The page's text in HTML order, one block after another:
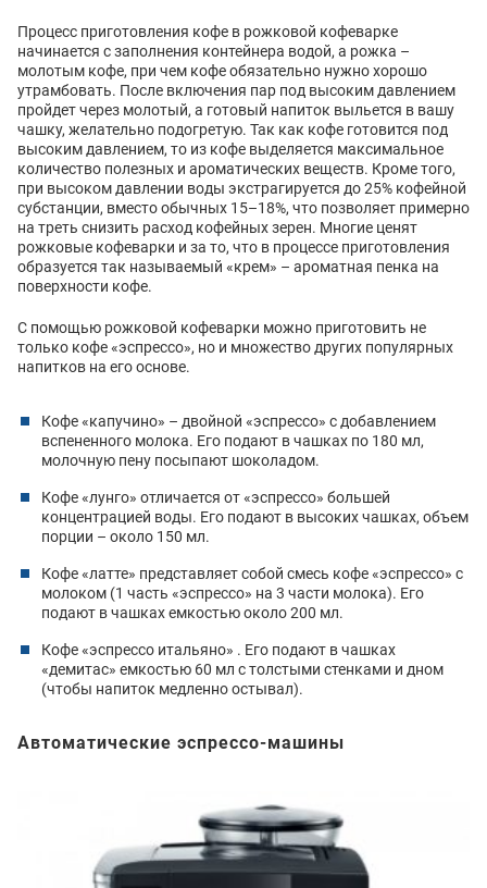
Процесс приготовления кофе в рожковой кофеварке
начинается с заполнения контейнера водой, а рожка –
молотым кофе, при чем кофе обязательно нужно хорошо
утрамбовать. После включения пар под высоким давлением
пройдет через молотый, а готовый напиток выльется в вашу
чашку, желательно подогретую. Так как кофе готовится под
высоким давлением, то из кофе выделяется максимальное
количество полезных и ароматических веществ. Кроме того,
при высоком давлении воды экстрагируется до 25% кофейной
субстанции, вместо обычных 15–18%, что позволяет примерно
на треть снизить расход кофейных зерен. Многие ценят
рожковые кофеварки и за то, что в процессе приготовления
образуется так называемый «крем» – ароматная пенка на
поверхности кофе.
С помощью рожковой кофеварки можно приготовить не
только кофе «эспрессо», но и множество других популярных
напитков на его основе.
Кофе «капучино» – двойной «эспрессо» с добавлением
вспененного молока. Его подают в чашках по 180 мл,
молочную пену посыпают шоколадом.
Кофе «лунго» отличается от «эспрессо» большей
концентрацией воды. Его подают в высоких чашках, объем
порции – около 150 мл.
Кофе «латте» представляет собой смесь кофе «эспрессо» с
молоком (1 часть «эспрессо» на 3 части молока). Его
подают в чашках емкостью около 200 мл.
Кофе «эспрессо итальяно» . Его подают в чашках
«демитас» емкостью 60 мл с толстыми стенками и дном
(чтобы напиток медленно остывал).
Автоматические эспрессо-машины